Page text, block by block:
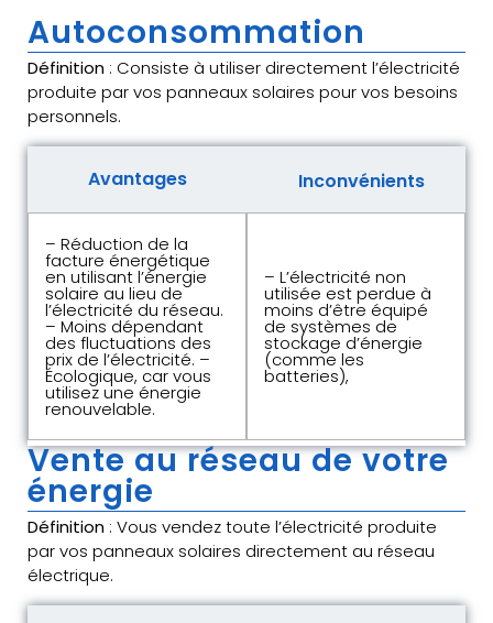
Autoconsommation
Définition : Consiste à utiliser directement l’électricité
produite par vos panneaux solaires pour vos besoins
personnels.
Avantages Inconvénients
– Réduction de la
facture énergétique
en utilisant l’énergie
solaire au lieu de
l’électricité du réseau.
– Moins dépendant
des fluctuations des
prix de l’électricité. –
Écologique, car vous
utilisez une énergie
renouvelable.
– L’électricité non
utilisée est perdue à
moins d’être équipé
de systèmes de
stockage d’énergie
(comme les
batteries),
Vente au réseau de votre
énergie
Définition : Vous vendez toute l’électricité produite
par vos panneaux solaires directement au réseau
électrique.